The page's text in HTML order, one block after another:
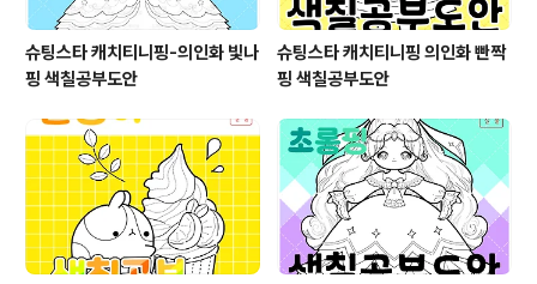
슈팅스타 캐치티니핑-의인화 빛나
핑 색칠공부도안
슈팅스타 캐치티니핑 의인화 빤짝
핑 색칠공부도안